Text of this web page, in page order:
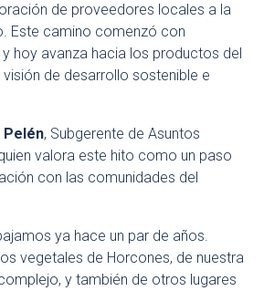
de proveedores locales a la
Este camino comenzó con
hoy avanza hacia los productos del
visión de desarrollo sostenible e
Pelén, Subgerente de Asuntos
valora este hito como un paso
con las comunidades del
ya hace un par de años.
vegetales de Horcones, de nuestra
y también de otros lugares